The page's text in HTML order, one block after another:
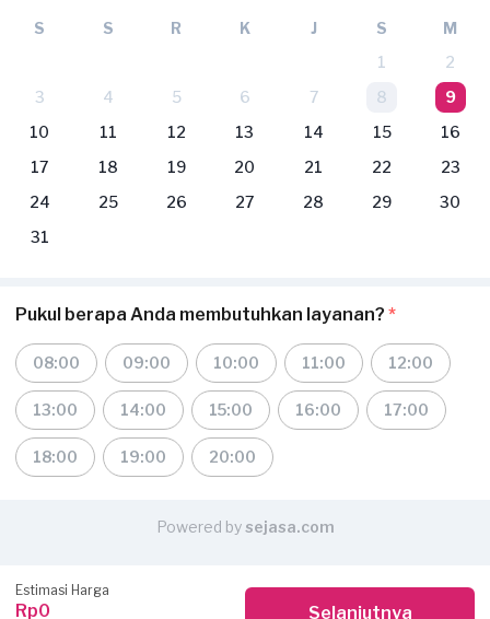
S S R K J S
M
1
2
3
4 5 6 7 8
9
10
11 12 13 14 15
16
17
18 19 20 21 22
23
24
25 26 27 28 29
30
31
Pukul berapa Anda membutuhkan layanan? *
08:00 09:00 10:00 11:00 12:00
13:00 14:00 15:00 16:00 17:00
18:00 19:00 20:00
Powered bysejasa.com
Estimasi Harga
Rp0 Selanjutnya